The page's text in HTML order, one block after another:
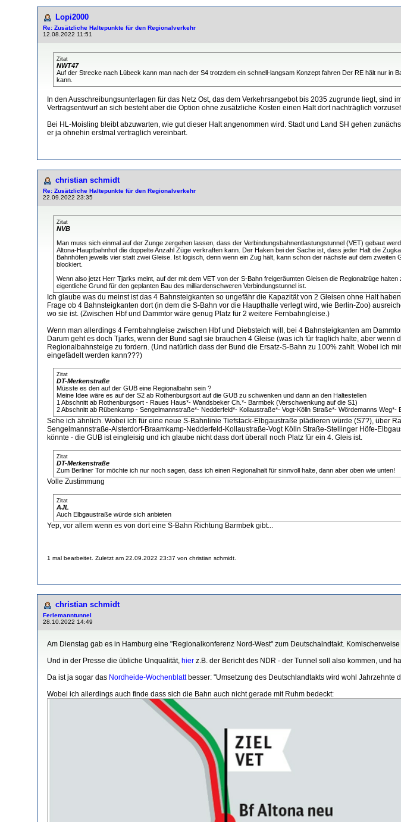
Lopi2000
Re: Zusätzliche Haltepunkte für den Regionalverkehr
12.08.2022 11:51
Zitat
NWT47
Auf der Strecke nach Lübeck kann man nach der S4 trotzdem ein schnell-langsam Konzept fahren Der RE hält nur in
kann.
In den Ausschreibungsunterlagen für das Netz Ost, das dem Verkehrsangebot bis 2035 zugrunde liegt,
Vertragsentwurf an sich besteht aber die Option ohne zusätzliche Kosten einen Halt dort nachträglich
Bei HL-Moisling bleibt abzuwarten, wie gut dieser Halt angenommen wird. Stadt und Land SH gehen
er ja ohnehin erstmal vertraglich vereinbart.
christian schmidt
Re: Zusätzliche Haltepunkte für den Regionalverkehr
22.09.2022 23:35
Zitat
NVB
Man muss sich einmal auf der Zunge zergehen lassen, dass der Verbindungsbahnentlastungstunnel (VET) gebaut
Altona-Hauptbahnhof die doppelte Anzahl Züge verkraften kann. Der Haken bei der Sache ist, dass jeder Halt die
Bahnhöfen jeweils vier statt zwei Gleise. Ist logisch, denn wenn ein Zug hält, kann schon der nächste auf dem
blockiert.
Wenn also jetzt Herr Tjarks meint, auf der mit dem VET von der S-Bahn freigeräumten Gleisen die Regionalzüge
eigentliche Grund für den geplanten Bau des milliardenschweren Verbindungstunnel ist.
Ich glaube was du meinst ist das 4 Bahnsteigkanten so ungefähr die Kapazität von 2 Gleisen ohne Halt
Frage ob 4 Bahnsteigkanten dort (in dem die S-Bahn vor die Haupthalle verlegt wird, wie Berlin-Zoo)
wo sie ist. (Zwischen Hbf und Dammtor wäre genug Platz für 2 weitere Fernbahngleise.)
Wenn man allerdings 4 Fernbahngleise zwischen Hbf und Diebsteich will, bei 4 Bahnsteigkanten am
Darum geht es doch Tjarks, wenn der Bund sagt sie brauchen 4 Gleise (was ich für fraglich halte, aber
Regionalbahnsteige zu fordern. (Und natürlich dass der Bund die Ersatz-S-Bahn zu 100% zahlt. Wobei ich
eingefädelt werden kann???)
Zitat
DT-Merkenstraße
Müsste es den auf der GUB eine Regionalbahn sein ?
Meine Idee wäre es auf der S2 ab Rothenburgsort auf die GUB zu schwenken und dann an den Haltestellen
1 Abschnitt ab Rothenburgsort - Raues Haus*- Wandsbeker Ch.*- Barmbek (Verschwenkung auf die S1)
2 Abschnitt ab Rübenkamp - Sengelmannstraße*- Nedderfeld*- Kollaustraße*- Vogt-Kölln Straße*- Wördemanns Weg*-
Sehe ich ähnlich. Wobei ich für eine neue S-Bahnlinie Tiefstack-Elbgaustraße plädieren würde (S7?), über
Sengelmannstraße-Alsterdorf-Braamkamp-Nedderfeld-Kollaustraße-Vogt Kölln Straße-Stellinger Höfe-
könnte - die GUB ist eingleisig und ich glaube nicht dass dort überall noch Platz für ein 4. Gleis ist.
Zitat
DT-Merkenstraße
Zum Berliner Tor möchte ich nur noch sagen, dass ich einen Regionalhalt für sinnvoll halte, dann aber oben wie unten!
Volle Zustimmung
Zitat
AJL
Auch Elbgaustraße würde sich anbieten
Yep, vor allem wenn es von dort eine S-Bahn Richtung Barmbek gibt...
1 mal bearbeitet. Zuletzt am 22.09.2022 23:37 von christian schmidt.
christian schmidt
Ferlemanntunnel
28.10.2022 14:49
Am Dienstag gab es in Hamburg eine "Regionalkonferenz Nord-West" zum Deutschalndtakt.
Und in der Presse die übliche Unqualität, hier z.B. der Bericht des NDR - der Tunnel soll also kommen, und
Da ist ja sogar das Nordheide-Wochenblattbesser: "Umsetzung des Deutschlandtakts wird wohl Jahrzehnte
Wobei ich allerdings auch finde dass sich die Bahn auch nicht gerade mit Ruhm bedeckt: